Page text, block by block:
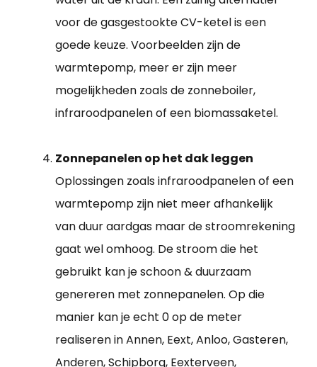
voor de gasgestookte CV-ketel is een
goede keuze. Voorbeelden zijn de
warmtepomp, meer er zijn meer
mogelijkheden zoals de zonneboiler,
infraroodpanelen of een biomassaketel.
Zonnepanelen op het dak leggen
Oplossingen zoals infraroodpanelen of een
warmtepomp zijn niet meer afhankelijk
van duur aardgas maar de stroomrekening
gaat wel omhoog. De stroom die het
gebruikt kan je schoon & duurzaam
genereren met zonnepanelen. Op die
manier kan je echt 0 op de meter
realiseren in Annen, Eext, Anloo, Gasteren,
Anderen, Schipborg, Eexterveen,